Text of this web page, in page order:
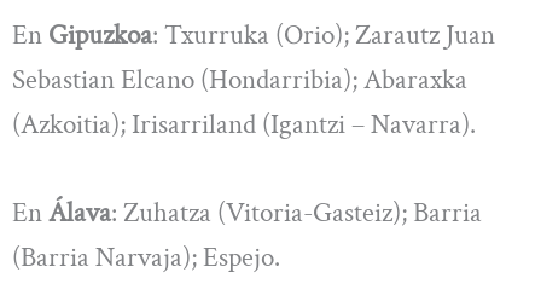
En Gipuzkoa: Txurruka (Orio); Zarautz Juan
Sebastian Elcano (Hondarribia); Abaraxka
(Azkoitia); Irisarriland (Igantzi – Navarra).
EnÁlava: Zuhatza (Vitoria-Gasteiz); Barria
(Barria Narvaja); Espejo.